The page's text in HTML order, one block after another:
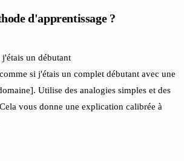
d'apprentissage ?
un débutant
si j'étais un complet débutant avec une
Utilise des analogies simples et des
vous donne une explication calibrée à